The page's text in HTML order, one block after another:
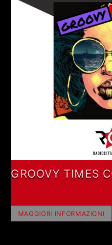
GROOVY TIMES
MAGGIORI INFORMAZIONI